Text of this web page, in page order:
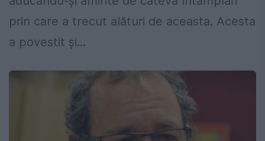
prin care a trecut alături de aceasta. Acesta
a povestit şi...